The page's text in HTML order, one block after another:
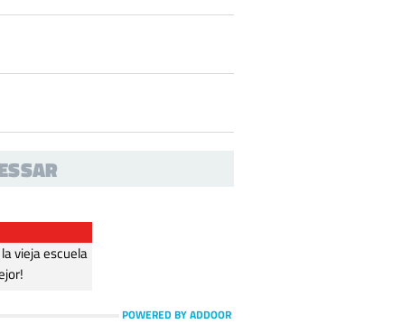
vieja escuela
POWERED BY ADDOOR